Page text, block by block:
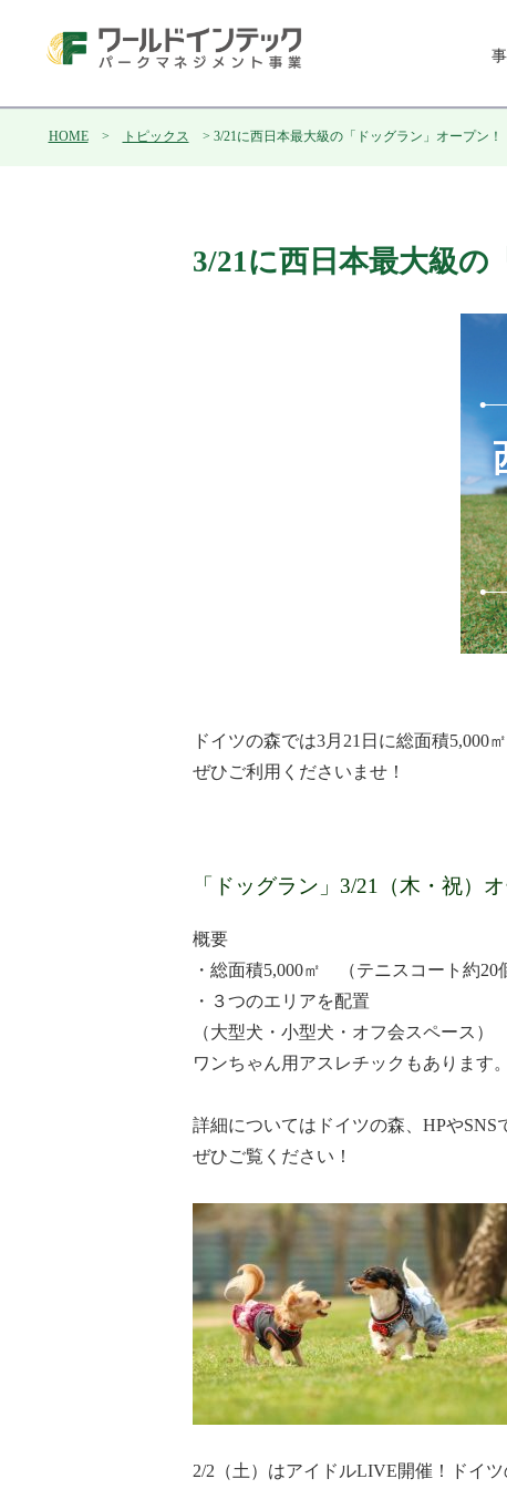
HOME> トピックス > 3/21に西日本最大級の「ドッグラン」オープン！
3/21に西日本最大級の
ドイツの森では3月21日に総面積5,000
ぜひご利用くださいませ！
「ドッグラン」3/21（木・祝）
概要
・総面積5,000㎡ （テニスコート約20
・３つのエリアを配置
（大型犬・小型犬・オフ会スペース）
ワンちゃん用アスレチックもあります。
詳細についてはドイツの森、HPやSNS
ぜひご覧ください！
2/2（土）はアイドルLIVE開催！ドイツ